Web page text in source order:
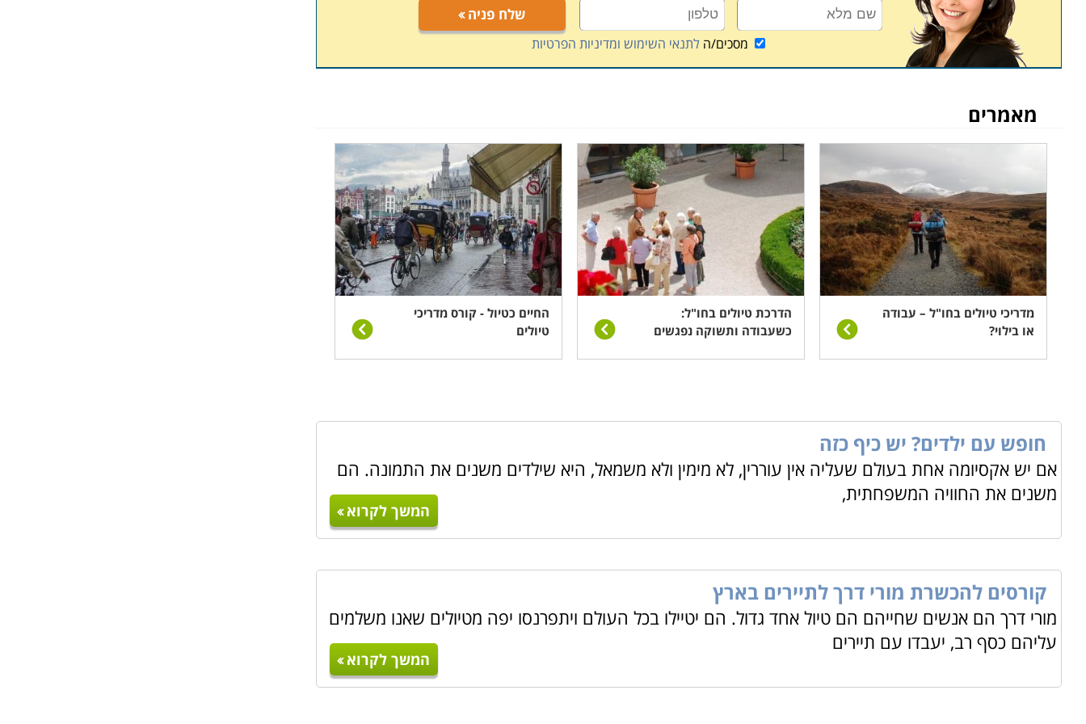
חדשים, כיצד להתאים טיול לקבוצה וכן הלאה. כלים אלו יעילים לא רק בטיול הספציפי המדובר, אלא גם (ובעיקר) בשאר
הטיולים שידריך במהלך חייו המקצועיים. הוא מתרכז ומתמקד בהיסטוריה, גיאוגרפיה ופוליטיקה של היעד שבחר ולקראת
סיום קורס ההדרכה נוסע ליעד זה לבצע התנסות מעשית על מנת לנצל ולהראות את החומר שלמד.
שלח פניה
מסכים/הלתנאי השימוש ומדיניות הפרטיות
מאמרים
מדריכי טיולים בחו"ל – עבודה
או בילוי?
הדרכת טיולים בחו"ל:
כשעבודה ותשוקה נפגשים
החיים כטיול - קורס מדריכי
טיולים
חופש עם ילדים? יש כיף כזה
אם יש אקסיומה אחת בעולם שעליה אין עוררין, לא מימין ולא משמאל, היא שילדים משנים את התמונה. הם
משנים את החוויה המשפחתית,
המשך לקרוא
קורסים להכשרת מורי דרך לתיירים בארץ
מורי דרך הם אנשים שחייהם הם טיול אחד גדול. הם יטיילו בכל העולם ויתפרנסו יפה מטיולים שאנו משלמים
עליהם כסף רב, יעבדו עם תיירים
המשך לקרוא